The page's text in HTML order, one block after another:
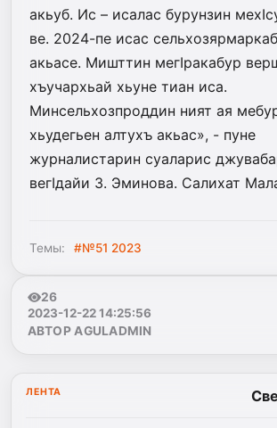
акьуб. Ис – исалас бурунзин
ве. 2024-пе исас
акьасе. Мишттин мегIракабур
хъучархьай хьуне тиан иса.
Минсельхозпроддин ният ая
хьудегьен алтухъ акьас», - пуне
журналистарин суаларис
вегIдайи З. Эминова. Салихат
Темы: #№51 2023
26
2023-12-22 14:25:56
АВТОР AGULADMIN
ЛЕНТА